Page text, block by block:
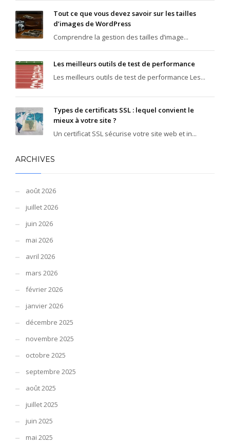
Tout ce que vous devez savoir sur les tailles
d’images de WordPress
Comprendre la gestion des tailles d’image...
Les meilleurs outils de test de performance
Les meilleurs outils de test de performance Les...
Types de certificats SSL : lequel convient le
mieux à votre site ?
Un certificat SSL sécurise votre site web et in...
ARCHIVES
août 2026
juillet 2026
juin 2026
mai 2026
avril 2026
mars 2026
février 2026
janvier 2026
décembre 2025
novembre 2025
octobre 2025
septembre 2025
août 2025
juillet 2025
juin 2025
mai 2025